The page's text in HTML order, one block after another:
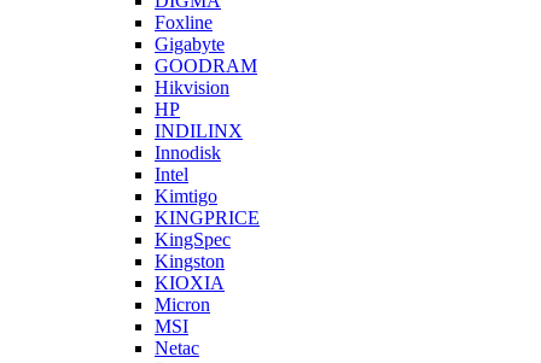
Foxline
Gigabyte
GOODRAM
Hikvision
HP
INDILINX
Innodisk
Intel
Kimtigo
KINGPRICE
KingSpec
Kingston
KIOXIA
Micron
MSI
Netac